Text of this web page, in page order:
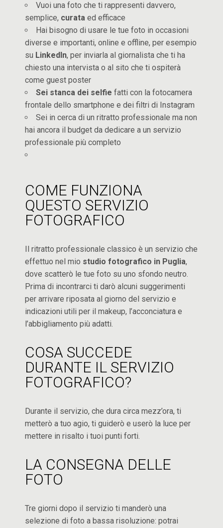
Vuoi una foto che ti rappresenti davvero,
semplice, curata ed efficace
Hai bisogno di usare le tue foto in occasioni
diverse e importanti, online e offline, per esempio
su LinkedIn, per inviarla al giornalista che ti ha
chiesto una intervista o al sito che ti ospiterà
come guest poster
Sei stanca dei selfie fatti con la fotocamera
frontale dello smartphone e dei filtri di Instagram
Sei in cerca di un ritratto professionale ma non
hai ancora il budget da dedicare a un servizio
professionale più completo
COME FUNZIONA
QUESTO SERVIZIO
FOTOGRAFICO
Il ritratto professionale classico è un servizio che
effettuo nel mio studio fotografico in Puglia,
dove scatterò le tue foto su uno sfondo neutro.
Prima di incontrarci ti darò alcuni suggerimenti
per arrivare riposata al giorno del servizio e
indicazioni utili per il makeup, l’acconciatura e
l’abbigliamento più adatti.
COSA SUCCEDE
DURANTE IL SERVIZIO
FOTOGRAFICO?
Durante il servizio, che dura circa mezz’ora, ti
metterò a tuo agio, ti guiderò e userò la luce per
mettere in risalto i tuoi punti forti.
LA CONSEGNA DELLE
FOTO
Tre giorni dopo il servizio ti manderò una
selezione di foto a bassa risoluzione: potrai